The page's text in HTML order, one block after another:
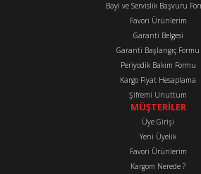
Stok Kodu
629,97 TL
:A20154430040
Antor Lastik Conta - Yakıt Filtre Flanşı 6LD325
Bayi ve Servislik Başvuru
Favori Ürünlerim
Garanti Belgesi
Garanti Başlangıç Formu
Periyodik Bakım Formu
Kargo Fiyat Hesaplama
Şifremi Unuttum
MÜŞTERİLER
Üye Girişi
Yeni Üyelik
Favori Ürünlerim
Kargom Nerede ?